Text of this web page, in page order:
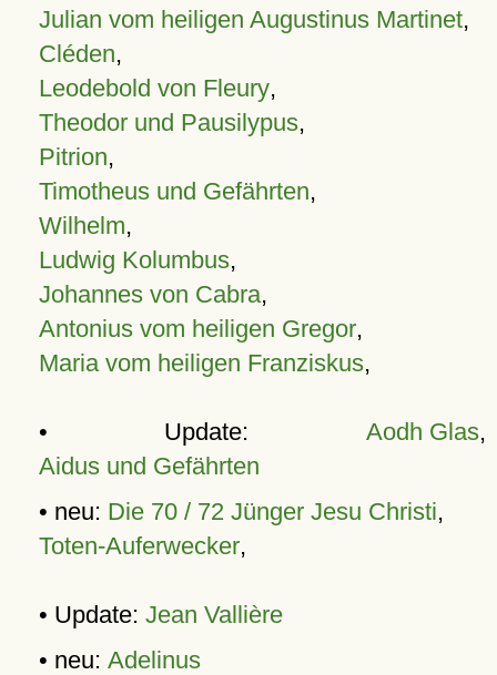
Julian vom heiligen Augustinus Martinet,
Cléden,
Leodebold von Fleury,
Theodor und Pausilypus,
Pitrion,
Timotheus und Gefährten,
Wilhelm,
Ludwig Kolumbus,
Johannes von Cabra,
Antonius vom heiligen Gregor,
Maria vom heiligen Franziskus,
• Update: Aodh Glas,
Aidus und Gefährten
• neu: Die 70 / 72 Jünger Jesu Christi,
Toten-Auferwecker,
• Update: Jean Vallière
• neu: Adelinus